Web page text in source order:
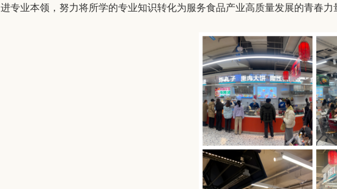
进专业本领，努力将所学的专业知识转化为服务食品产业高质量发展的青春力